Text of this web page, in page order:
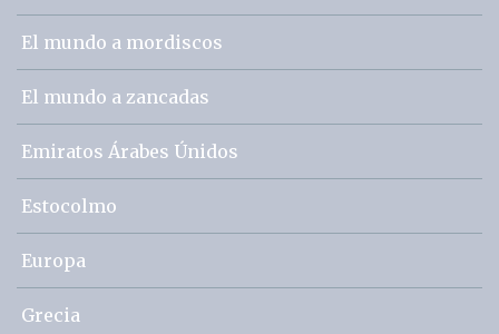
El mundo a mordiscos
El mundo a zancadas
Emiratos Árabes Únidos
Estocolmo
Europa
Grecia